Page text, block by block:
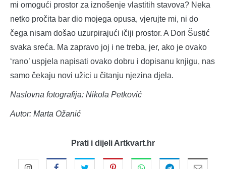
mi omogući prostor za iznošenje vlastitih stavova? Neka
netko pročita bar dio mojega opusa, vjerujte mi, ni do
čega nisam došao uzurpirajući ičiji prostor. A Dori Šustić
svaka sreća. Ma zapravo joj i ne treba, jer, ako je ovako
‘rano’ uspjela napisati ovako dobru i dopisanu knjigu, nas
samo čekaju novi užici u čitanju njezina djela.
Naslovna fotografija: Nikola Petković
Autor: Marta Ožanić
Prati i dijeli Artkvart.hr